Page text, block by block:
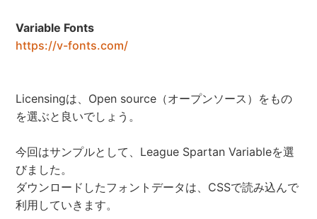
Variable Fonts
https://v-fonts.com/
Licensingは、Open source（オープンソース）をもの
を選ぶと良いでしょう。
今回はサンプルとして、League Spartan Variableを選
びました。
ダウンロードしたフォントデータは、CSSで読み込んで
利用していきます。